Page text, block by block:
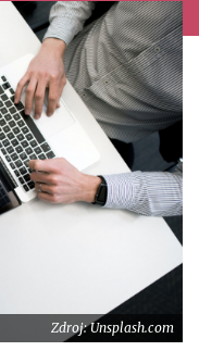
Zdroj: Unsplash.com